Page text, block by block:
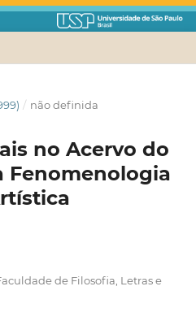
/ não definida
no Acervo do
Fenomenologia
de Filosofia, Letras e